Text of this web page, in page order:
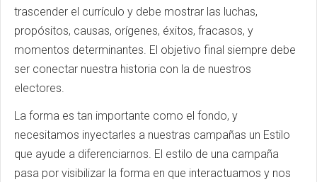
trascender el currículo y debe mostrar las luchas,
propósitos, causas, orígenes, éxitos, fracasos, y
momentos determinantes. El objetivo final siempre debe
ser conectar nuestra historia con la de nuestros
electores.
La forma es tan importante como el fondo, y
necesitamos inyectarles a nuestras campañas un Estilo
que ayude a diferenciarnos. El estilo de una campaña
pasa por visibilizar la forma en que interactuamos y nos